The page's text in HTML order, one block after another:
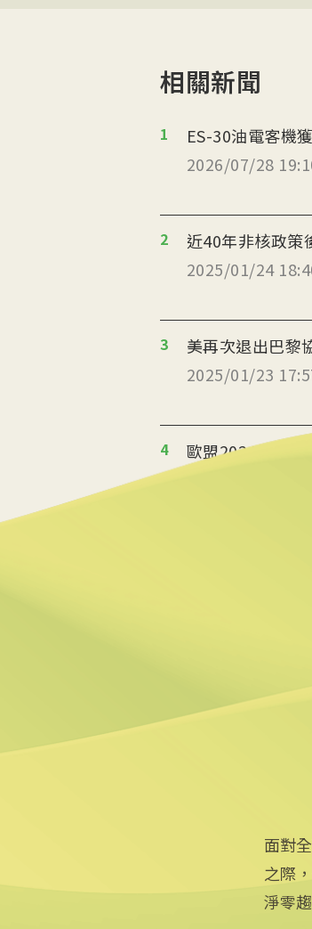
相關新聞
1
2026/07/28
2
近40年非核政策
2025/01/24
3
美再次退出巴黎
2025/01/23
4
歐盟2024發電佔
羅馬費烏米奇
2025/01/22 18:18
面對
之際
淨零